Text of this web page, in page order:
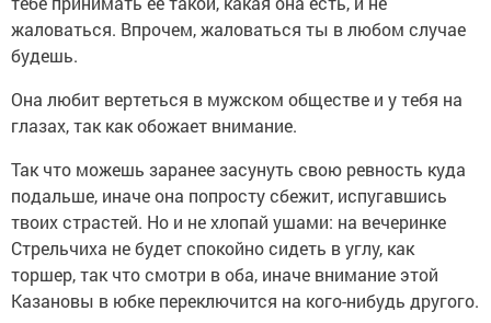
жаловаться. Впрочем, жаловаться ты в любом случае
будешь.
Она любит вертеться в мужском обществе и у тебя на
глазах, так как обожает внимание.
Так что можешь заранее засунуть свою ревность куда
подальше, иначе она попросту сбежит, испугавшись
твоих страстей. Но и не хлопай ушами: на вечеринке
Стрельчиха не будет спокойно сидеть в углу, как
торшер, так что смотри в оба, иначе внимание этой
Казановы в юбке переключится на кого-нибудь другого.